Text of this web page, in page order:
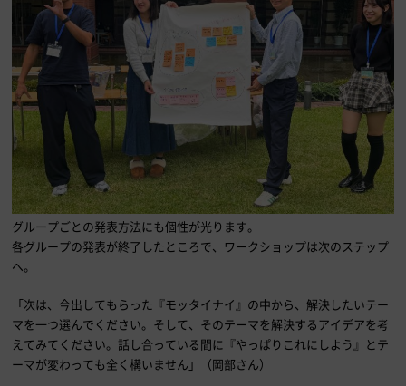
グループごとの発表方法にも個性が光ります。
各グループの発表が終了したところで、ワークショップは次のステップ
へ。
「次は、今出してもらった『モッタイナイ』の中から、解決したいテー
マを一つ選んでください。そして、そのテーマを解決するアイデアを考
えてみてください。話し合っている間に『やっぱりこれにしよう』とテ
ーマが変わっても全く構いません」（岡部さん）